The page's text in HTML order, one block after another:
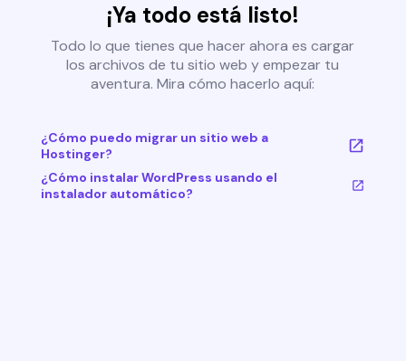
¡Ya todo está listo!
Todo lo que tienes que hacer ahora es cargar
los archivos de tu sitio web y empezar tu
aventura. Mira cómo hacerlo aquí:
¿Cómo puedo migrar un sitio web a
Hostinger?
¿Cómo instalar WordPress usando el
instalador automático?